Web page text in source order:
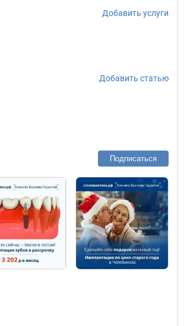
Добавить услуги
Добавить статью
Подписаться